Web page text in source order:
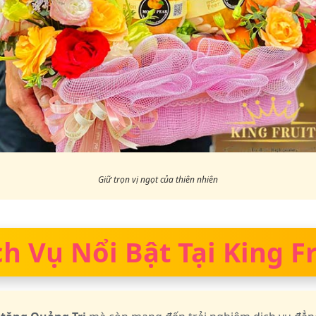
Giữ trọn vị ngọt của thiên nhiên
Vụ Nổi Bật Tại King